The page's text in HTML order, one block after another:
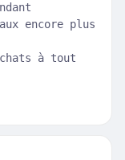
encore plus
à tout